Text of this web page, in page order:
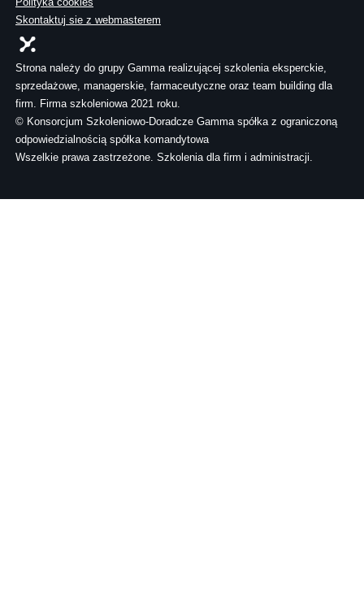
Skontaktuj sie z webmasterem
Strona należy do grupy Gamma realizującej szkolenia eksperckie,
sprzedażowe, managerskie, farmaceutyczne oraz team building dla
firm. Firma szkoleniowa 2021 roku.
© Konsorcjum Szkoleniowo-Doradcze Gamma spółka z ograniczoną
odpowiedzialnością spółka komandytowa
Wszelkie prawa zastrzeżone. Szkolenia dla firm i administracji.